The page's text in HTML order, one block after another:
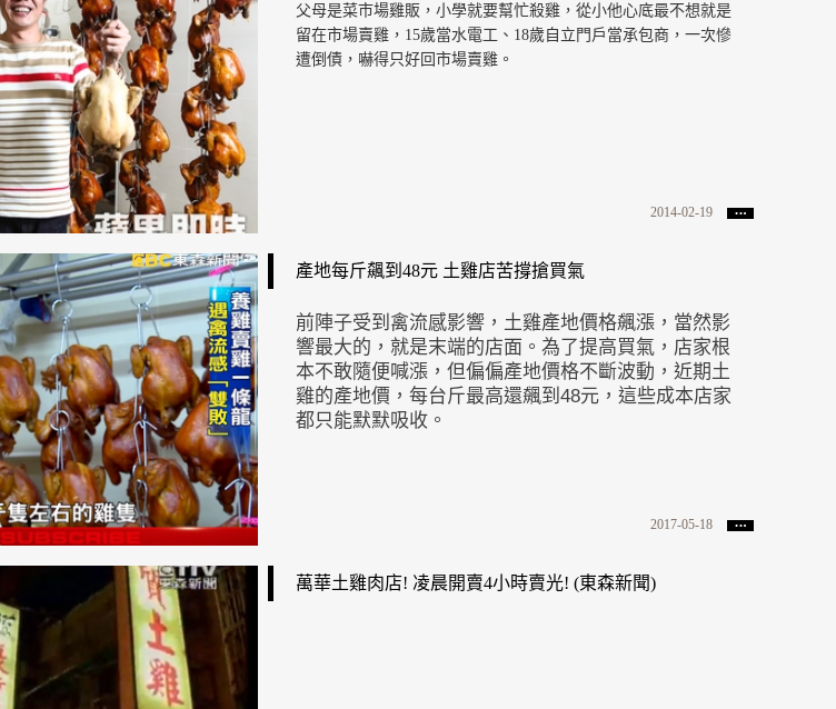
父母是菜市場雞販，小學就要幫忙殺雞，從小他心底最不想就是
留在市場賣雞，15歲當水電工、18歲自立門戶當承包商，一次慘
遭倒債，嚇得只好回市場賣雞。
2014-02-19
產地每斤飆到48元 土雞店苦撐搶買氣
前陣子受到禽流感影響，土雞產地價格飆漲，當然影
響最大的，就是末端的店面。為了提高買氣，店家根
本不敢隨便喊漲，但偏偏產地價格不斷波動，近期土
雞的產地價，每台斤最高還飆到48元，這些成本店家
都只能默默吸收。
2017-05-18
萬華土雞肉店! 凌晨開賣4小時賣光! (東森新聞)